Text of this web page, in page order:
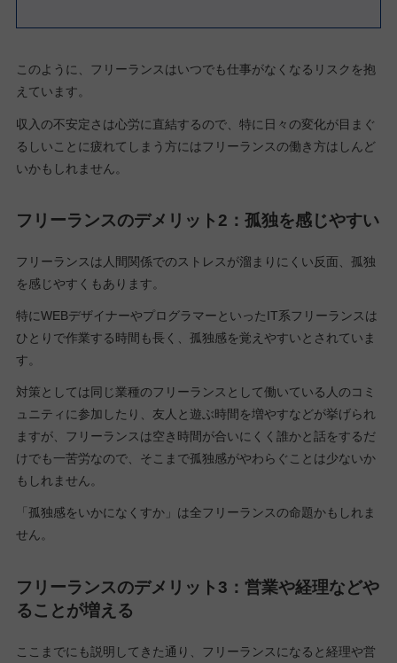
このように、フリーランスはいつでも仕事がなくなるリスクを抱
えています。
収入の不安定さは心労に直結するので、特に日々の変化が目まぐ
るしいことに疲れてしまう方にはフリーランスの働き方はしんど
いかもしれません。
フリーランスのデメリット2：孤独を感じやすい
フリーランスは人間関係でのストレスが溜まりにくい反面、孤独
を感じやすくもあります。
特にWEBデザイナーやプログラマーといったIT系フリーランスは
ひとりで作業する時間も長く、孤独感を覚えやすいとされていま
す。
対策としては同じ業種のフリーランスとして働いている人のコミ
ュニティに参加したり、友人と遊ぶ時間を増やすなどが挙げられ
ますが、フリーランスは空き時間が合いにくく誰かと話をするだ
けでも一苦労なので、そこまで孤独感がやわらぐことは少ないか
もしれません。
「孤独感をいかになくすか」は全フリーランスの命題かもしれま
せん。
フリーランスのデメリット3：営業や経理などや
ることが増える
ここまでにも説明してきた通り、フリーランスになると経理や営